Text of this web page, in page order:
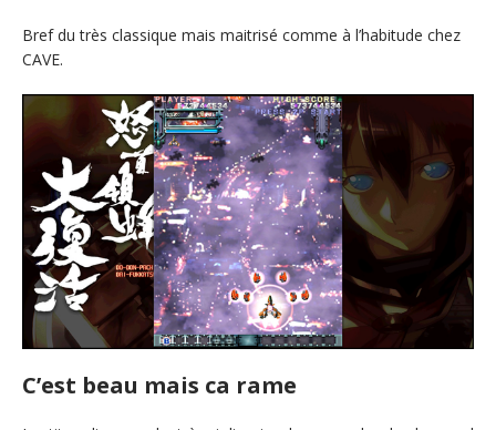
Bref du très classique mais maitrisé comme à l’habitude chez
CAVE.
C’est beau mais ca rame